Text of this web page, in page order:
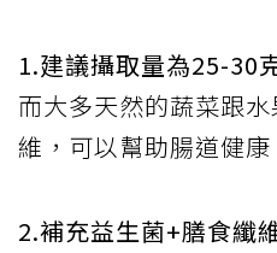
1.建議攝取量為25-30
而大多天然的蔬菜跟
維，可以幫助腸道健康
2.補充益生菌+膳食纖